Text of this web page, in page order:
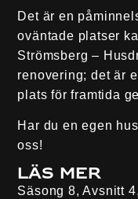
Det är en
oväntade platser
Strömsberg –
renovering; det är
plats för framtida
Har du en egen
oss!
Läs mer
Säsong 8, Avsnitt